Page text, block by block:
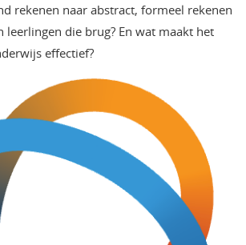
rekenen naar abstract, formeel rekenen
leerlingen die brug? En wat maakt het
effectief?